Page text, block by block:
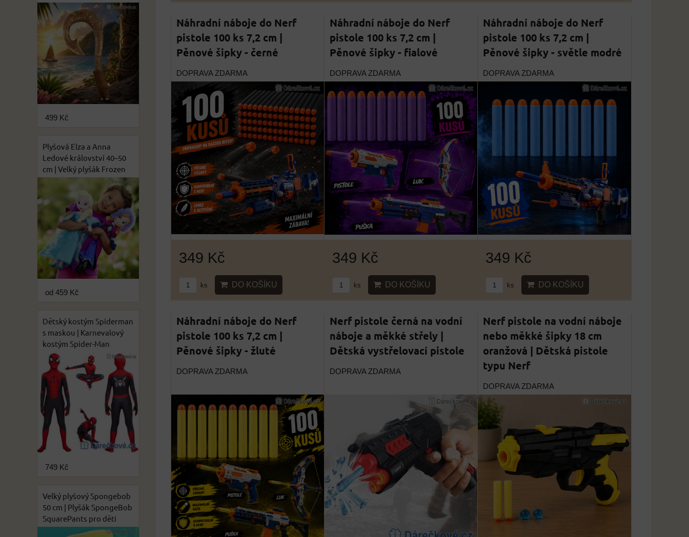
Náhradní náboje do Nerf
pistole 100 ks 7,2 cm |
Pěnové šipky - černé
DOPRAVA ZDARMA
349 Kč
ks DO KOŠÍKU
Náhradní náboje do Nerf
pistole 100 ks 7,2 cm |
Pěnové šipky - fialové
DOPRAVA ZDARMA
349 Kč
ks DO KOŠÍKU
Náhradní náboje do Nerf
pistole 100 ks 7,2 cm |
Pěnové šipky - světle modré
DOPRAVA ZDARMA
349 Kč
ks DO KOŠÍKU
Náhradní náboje do Nerf
pistole 100 ks 7,2 cm |
Pěnové šipky - žluté
DOPRAVA ZDARMA
Nerf pistole černá na vodní
náboje a měkké střely |
Dětská vystřelovací pistole
DOPRAVA ZDARMA
Nerf pistole na vodní náboje
nebo měkké šipky 18 cm
oranžová | Dětská pistole
typu Nerf
DOPRAVA ZDARMA
499 Kč
Plyšová Elza a Anna
Ledové království 40–50
cm | Velký plyšák Frozen
od 459 Kč
Dětský kostým Spiderman
s maskou | Karnevalový
kostým Spider-Man
749 Kč
Velký plyšový Spongebob
50 cm | Plyšák SpongeBob
SquarePants pro děti